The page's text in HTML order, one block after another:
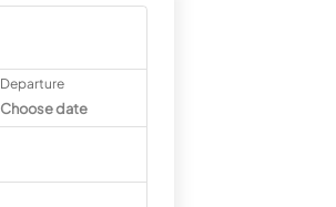
Departure
Choose date